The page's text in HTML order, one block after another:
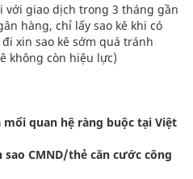
với giao dịch trong 3 tháng gần
hàng, chỉ lấy sao kê khi có
xin sao kê sớm quá tránh
không còn hiệu lực)
quan hệ ràng buộc tại Việt
sao CMND/thẻ căn cước công